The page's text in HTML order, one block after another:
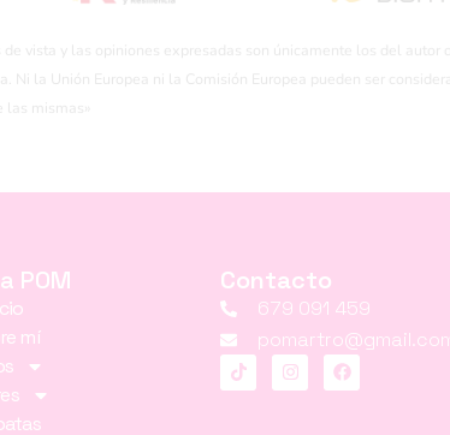
vista y las opiniones expresadas son únicamente los del autor o
la Unión Europea ni la Comisión Europea pueden ser
mismas»
POM
mí
Contacto
679 091 459